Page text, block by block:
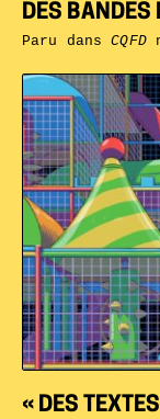
« DES
DES BANDES
Paru dansCQFD